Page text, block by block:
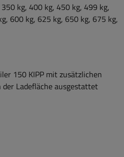
kg, 400 kg, 450 kg, 499 kg,
600 kg, 625 kg, 650 kg, 675 kg,
150 KIPP mit zusätzlichen
der Ladefläche ausgestattet